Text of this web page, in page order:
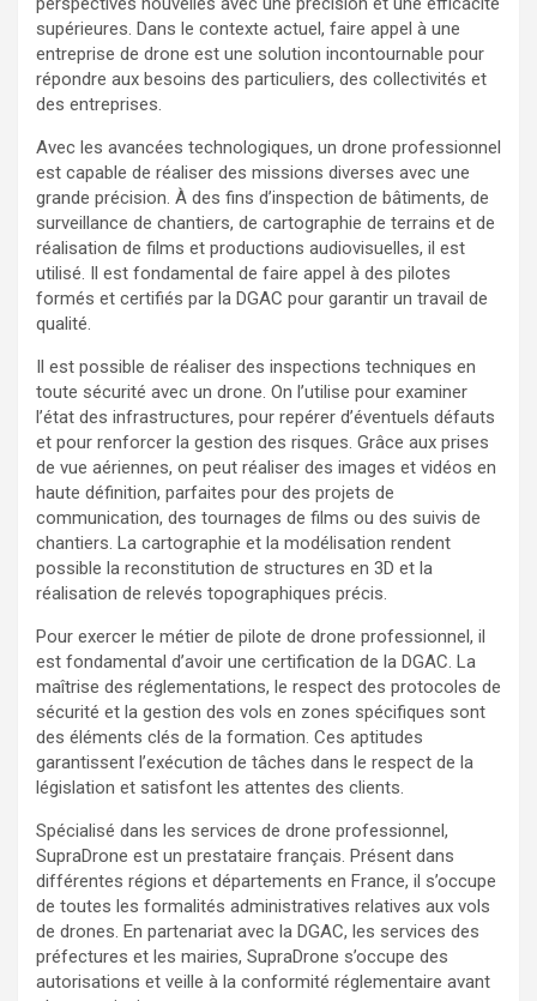
supérieures. Dans le contexte actuel, faire appel à une
entreprise de drone est une solution incontournable pour
répondre aux besoins des particuliers, des collectivités et
des entreprises.
Avec les avancées technologiques, un drone professionnel
est capable de réaliser des missions diverses avec une
grande précision. À des fins d’inspection de bâtiments, de
surveillance de chantiers, de cartographie de terrains et de
réalisation de films et productions audiovisuelles, il est
utilisé. Il est fondamental de faire appel à des pilotes
formés et certifiés par la DGAC pour garantir un travail de
qualité.
Il est possible de réaliser des inspections techniques en
toute sécurité avec un drone. On l’utilise pour examiner
l’état des infrastructures, pour repérer d’éventuels défauts
et pour renforcer la gestion des risques. Grâce aux prises
de vue aériennes, on peut réaliser des images et vidéos en
haute définition, parfaites pour des projets de
communication, des tournages de films ou des suivis de
chantiers. La cartographie et la modélisation rendent
possible la reconstitution de structures en 3D et la
réalisation de relevés topographiques précis.
Pour exercer le métier de pilote de drone professionnel, il
est fondamental d’avoir une certification de la DGAC. La
maîtrise des réglementations, le respect des protocoles de
sécurité et la gestion des vols en zones spécifiques sont
des éléments clés de la formation. Ces aptitudes
garantissent l’exécution de tâches dans le respect de la
législation et satisfont les attentes des clients.
Spécialisé dans les services de drone professionnel,
SupraDrone est un prestataire français. Présent dans
différentes régions et départements en France, il s’occupe
de toutes les formalités administratives relatives aux vols
de drones. En partenariat avec la DGAC, les services des
préfectures et les mairies, SupraDrone s’occupe des
autorisations et veille à la conformité réglementaire avant